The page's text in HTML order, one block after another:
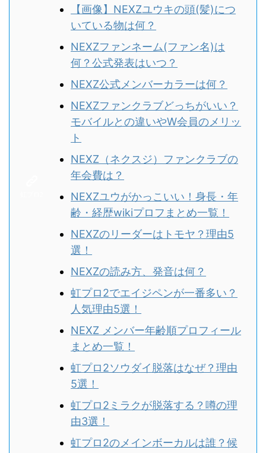
【画像】NEXZユウキの頭(髪)につ
いている物は何？
NEXZファンネーム(ファン名)は
何？公式発表はいつ？
NEXZ公式メンバーカラーは何？
NEXZファンクラブどっちがいい？
モバイルとの違いやW会員のメリッ
ト
NEXZ（ネクスジ）ファンクラブの
年会費は？
NEXZユウがかっこいい！身長・年
齢・経歴wikiプロフまとめ一覧！
NEXZのリーダーはトモヤ？理由5
選！
NEXZの読み方、発音は何？
虹プロ2でエイジペンが一番多い？
人気理由5選！
NEXZ メンバー年齢順プロフィール
まとめ一覧！
虹プロ2ソウダイ脱落はなぜ？理由
5選！
虹プロ2ミラクが脱落する？噂の理
由3選！
虹プロ2のメインボーカルは誰？候